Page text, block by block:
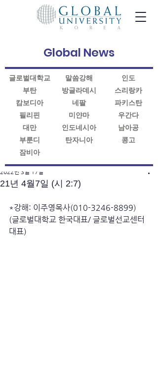
21년 4월7일 (시 2:7)
2022년 3월 17일
*강해: 이주영목사(010-3246-8899)
(글로벌대학교 한국대표/ 글로벌선교센터
대표)
Global News
글로벌대학교 말씀강해
인도
부탄
방글라데시
스리랑카
캄보디아
네팔
파키스탄
필리핀
미얀마
우간다
대만
인도네시아
남아공
부룬디
탄자니아
콩고
잠비아